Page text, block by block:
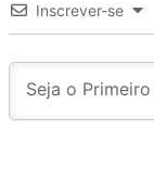
Inscrever-se